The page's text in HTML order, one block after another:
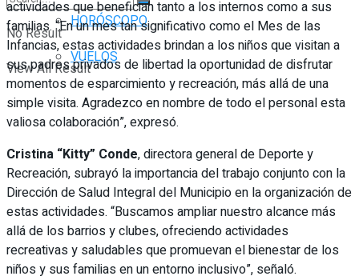
No Result
View All Result
HORÓSCOPO
VUELOS
actividades que benefician tanto a los internos como a sus
familias. “En un mes tan significativo como el Mes de las
Infancias, estas actividades brindan a los niños que visitan a
sus padres privados de libertad la oportunidad de disfrutar
momentos de esparcimiento y recreación, más allá de una
simple visita. Agradezco en nombre de todo el personal esta
valiosa colaboración”, expresó.
Cristina “Kitty” Conde, directora general de Deporte y
Recreación, subrayó la importancia del trabajo conjunto con la
Dirección de Salud Integral del Municipio en la organización de
estas actividades. “Buscamos ampliar nuestro alcance más
allá de los barrios y clubes, ofreciendo actividades
recreativas y saludables que promuevan el bienestar de los
niños y sus familias en un entorno inclusivo”, señaló.